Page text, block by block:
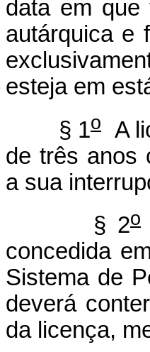
data em que
autárquica e
esteja em
§ 1o
A
de três anos
a sua
§ 2o
concedida
Sistema de
deverá
da licença,